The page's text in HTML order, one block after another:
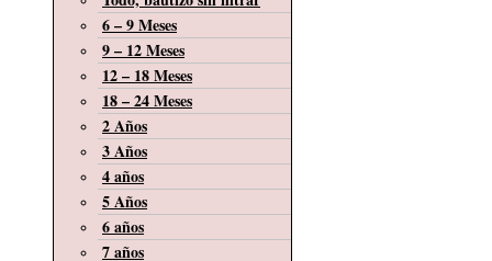
6 – 9 Meses
9 – 12 Meses
12 – 18 Meses
18 – 24 Meses
2 Años
3 Años
4 años
5 Años
6 años
7 años